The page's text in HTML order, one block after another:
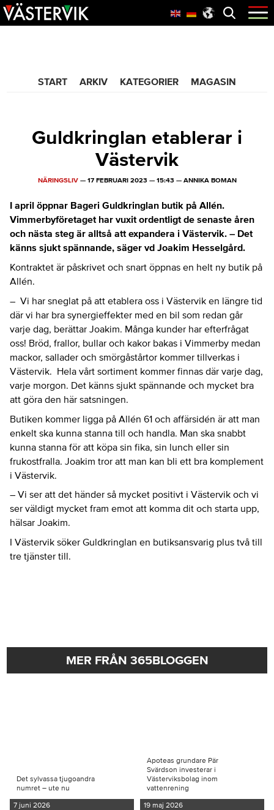
Hoppa
till
Skip
to
Hoppa
till
Öppna
menyn
START ARKIV KATEGORIER MAGASIN
Guldkringlan etablerar i
Västervik
NÄRINGSLIV— 17 FEBRUARI 2023 — 15:43 — ANNIKA BOMAN
I april öppnar Bageri Guldkringlan butik på Allén.
Vimmerbyföretaget har vuxit ordentligt de senaste åren
och nästa steg är alltså att expandera i Västervik. – Det
känns sjukt spännande, säger vd Joakim Hesselgård.
Kontraktet är påskrivet och snart öppnas en helt ny butik på
Allén.
– Vi har sneglat på att etablera oss i Västervik en längre tid
där vi har bra synergieffekter med en bil som redan går
varje dag, berättar Joakim. Många kunder har efterfrågat
oss! Bröd, frallor, bullar och kakor bakas i Vimmerby medan
mackor, sallader och smörgåstårtor kommer tillverkas i
Västervik. Hela vårt sortiment kommer finnas där varje dag,
varje morgon. Det känns sjukt spännande och mycket bra
att göra den här satsningen.
Butiken kommer ligga på Allén 61 och affärsidén är att man
enkelt ska kunna stanna till och handla. Man ska snabbt
kunna stanna för att köpa sin fika, sin lunch eller sin
frukostfralla. Joakim tror att man kan bli ett bra komplement
i Västervik.
– Vi ser att det händer så mycket positivt i Västervik och vi
ser väldigt mycket fram emot att komma dit och starta upp,
hälsar Joakim.
I Västervik söker Guldkringlan en butiksansvarig plus två till
tre tjänster till.
MER FRÅN 365BLOGGEN
Det sylvassa tjugoandra
numret – ute nu
7 juni 2026
Apoteas grundare Pär
Svärdson investerar i
Västerviksbolag inom
vattenrening
19 maj 2026